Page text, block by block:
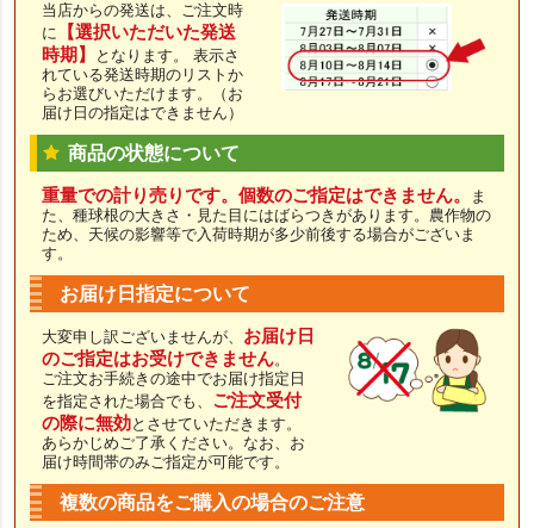
当店からの発送は、ご注文時
に
【選択いただいた発送
時期】
となります。 表示さ
れている発送時期のリストか
らお選びいただけます。（お
届け日の指定はできません）
商品の状態について
重量での計り売りです。個数のご指定はできません。
ま
た、種球根の大きさ・見た目にはばらつきがあります。農作物の
ため、天候の影響等で入荷時期が多少前後する場合がございま
す。
お届け日指定について
大変申し訳ございませんが、 お届け日
のご指定はお受けできません。
ご注文お手続きの途中でお届け指定日
を指定された場合でも、 ご注文受付
の際に無効とさせていただきます。
あらかじめご了承ください。なお、お
届け時間帯のみご指定が可能です。
複数の商品をご購入の場合のご注意